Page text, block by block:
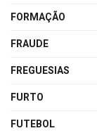
FORMAÇÃO
FRAUDE
FREGUESIAS
FURTO
FUTEBOL